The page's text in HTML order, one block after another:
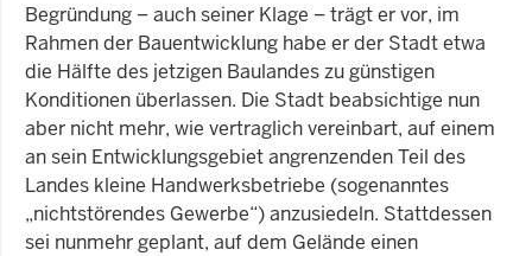
Begründung – auch seiner Klage – trägt er vor, im
Rahmen der Bauentwicklung habe er der Stadt etwa
die Hälfte des jetzigen Baulandes zu günstigen
Konditionen überlassen. Die Stadt beabsichtige nun
aber nicht mehr, wie vertraglich vereinbart, auf einem
an sein Entwicklungsgebiet angrenzenden Teil des
Landes kleine Handwerksbetriebe (sogenanntes
„nichtstörendes Gewerbe“) anzusiedeln. Stattdessen
sei nunmehr geplant, auf dem Gelände einen